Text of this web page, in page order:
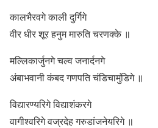
कालभैरवगे काली दुर्गिगे
वीर धीर शूर हनुम मारुति चरणक्के ॥
मल्लिकार्जुनगे चल्व जनार्दनगे
अंबाभवानी कंबद गणपति चंडिचामुंडिगे ॥
विद्यारण्यरिगे विद्याशंकरगे
वागीश्वरिगे वज्रदेह गरुडांजनेयरिगे ॥